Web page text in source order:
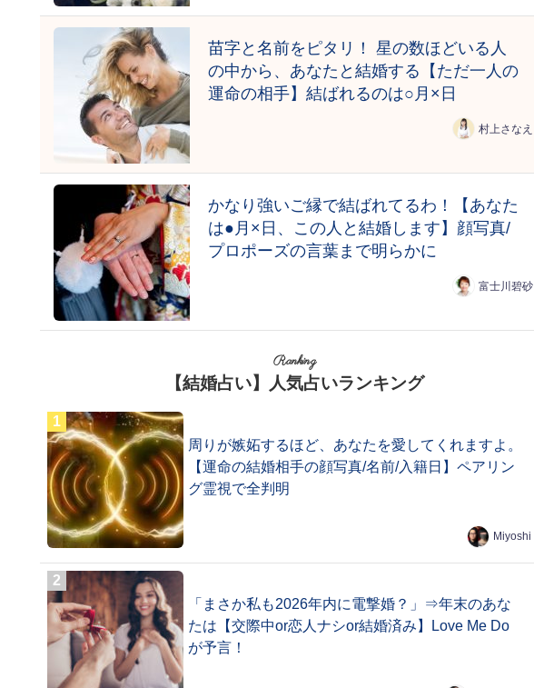
苗字と名前をピタリ！ 星の数ほどいる人
の中から、あなたと結婚する【ただ一人の
運命の相手】結ばれるのは○月×日
村上さなえ
かなり強いご縁で結ばれてるわ！【あなた
は●月×日、この人と結婚します】顔写真/
プロポーズの言葉まで明らかに
富士川碧砂
Ranking
【結婚占い】人気占いランキング
周りが嫉妬するほど、あなたを愛してくれますよ。
【運命の結婚相手の顔写真/名前/入籍日】ペアリン
グ霊視で全判明
Miyoshi
「まさか私も2026年内に電撃婚？」⇒年末のあな
たは【交際中or恋人ナシor結婚済み】Love Me Do
が予言！